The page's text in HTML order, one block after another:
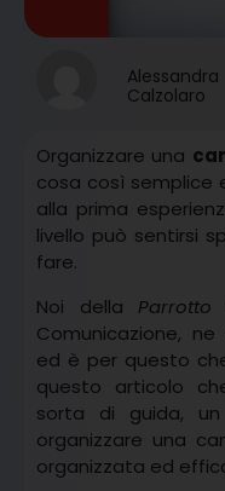
Alessandra
Calzolaro
Organizzare una
cosa così semplice
alla prima
livello può sentirsi
fare.
Noi della Parrotto
Comunicazione,
ed è per questo
questo articolo
sorta di guida,
organizzare una
organizzata ed